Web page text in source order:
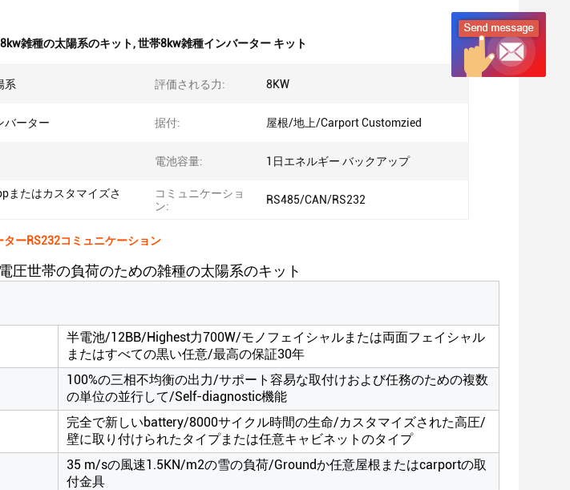
8kw雑種の太陽系のキット,世帯8kw雑種インバーター キット
系 評価される力: 8KW
バーター 据付: 屋根/地上/Carport Customzied
電池容量: 1日エネルギー バックアップ
またはカスタマイズさ
コミュニケーショ
ン:
RS485/CAN/RS232
ーRS232コミュニケーション
圧世帯の負荷のための雑種の太陽系のキット
半電池/12BB/Highest力700W/モノフェイシャルまたは両面フェイシャル
またはすべての黒い任意/最高の保証30年
100%の三相不均衡の出力/サポート容易な取付けおよび任務のための複数
の単位の並行して/Self-diagnostic機能
完全で新しいbattery/8000サイクル時間の生命/カスタマイズされた高圧/
壁に取り付けられたタイプまたは任意キャビネットのタイプ
35 m/sの風速1.5KN/m2の雪の負荷/Groundか任意屋根またはcarportの取
付金具